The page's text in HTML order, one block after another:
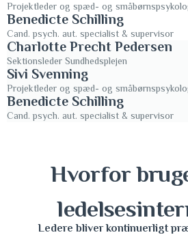
Projektleder og spæd- og
Benedicte Schilling
Cand. psych. aut. specialist & supervisor
Charlotte Precht Pedersen
Sektionsleder Sundhedsplejen
Sivi Svenning
Projektleder og spæd- og
Benedicte Schilling
Cand. psych. aut. specialist & supervisor
Hvorfor
Ledere bliver kontinuerligt